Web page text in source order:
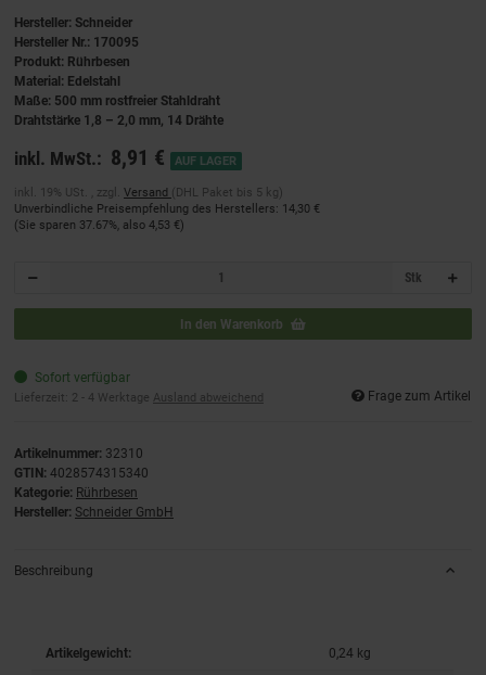
Hersteller: Schneider
Hersteller Nr.: 170095
Produkt: Rührbesen
Material: Edelstahl
Maße: 500 mm rostfreier Stahldraht
Drahtstärke 1,8 – 2,0 mm, 14 Drähte
inkl. MwSt.: 8,91 € AUF LAGER
inkl. 19% USt. , zzgl. Versand (DHL Paket bis 5 kg)
Unverbindliche Preisempfehlung des Herstellers: 14,30 €
(Sie sparen 37.67%, also 4,53 €)
Stk
In den Warenkorb
Sofort verfügbar
Lieferzeit: 2 - 4 Werktage Ausland abweichend Frage zum Artikel
Artikelnummer: 32310
GTIN: 4028574315340
Kategorie: Rührbesen
Hersteller: Schneider GmbH
Beschreibung
Artikelgewicht: 0,24 kg